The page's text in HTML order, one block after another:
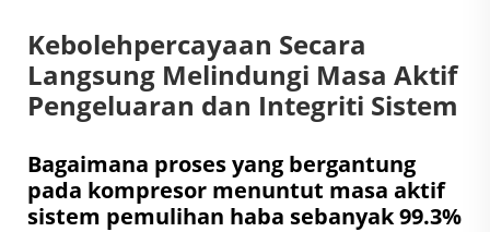
Kebolehpercayaan Secara
Langsung Melindungi Masa Aktif
Pengeluaran dan Integriti Sistem
Bagaimana proses yang bergantung
pada kompresor menuntut masa aktif
sistem pemulihan haba sebanyak 99.3%